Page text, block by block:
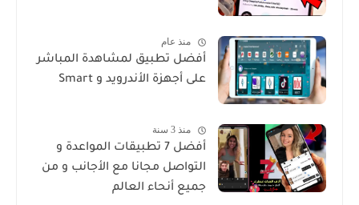
منذ عام
أفضل تطبيق لمشاهدة المباشر
على أجهزة الأندرويد و Smart
منذ 3 سنة
أفضل 7 تطبيقات المواعدة و
التواصل مجانا مع الأجانب و من
جميع أنحاء العالم